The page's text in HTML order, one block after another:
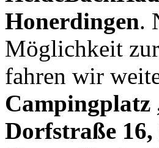
Honerdingen.
Möglichkeit
fahren wir
Campingplatz
Dorfstraße